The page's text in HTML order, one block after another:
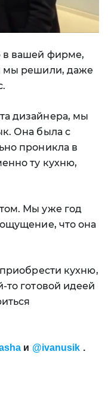
в вашей фирме,
мы решили, даже
дизайнера, мы
Она была с
проникла в
ту кухню,
Мы уже год
что она
кухню,
то готовой идеей
и @ivanusik .